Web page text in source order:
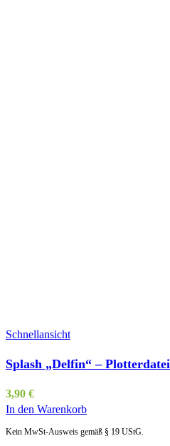
Schnellansicht
Splash „Delfin“ – Plotterdatei
3,90 €
In den Warenkorb
Kein MwSt-Ausweis gemäß § 19 UStG.